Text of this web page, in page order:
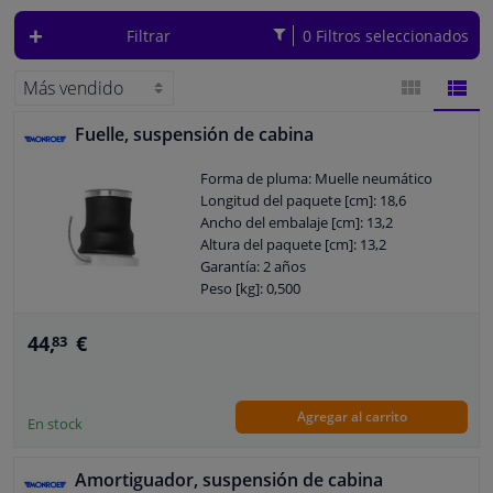
Ventanas y accesorios
Taller y herramientas
Accesorios para autocaravana, motor, bicicleta y barco
Sensores y Aparatos Electrónicos
Filtrar 0 Filtros seleccionados
DE
Fuelle, suspensión de cabina
Forma de pluma: Muelle neumático
Longitud del paquete [cm]: 18,6
Ancho del embalaje [cm]: 13,2
Altura del paquete [cm]: 13,2
Garantía: 2 años
Peso [kg]: 0,500
44,83 €
En stock Agregar al carrito
Amortiguador, suspensión de cabina